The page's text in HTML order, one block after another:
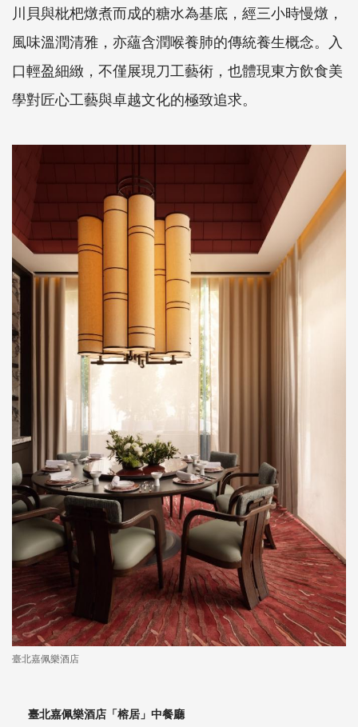
川貝與枇杷燉煮而成的糖水為基底，經三小時慢燉，
風味溫潤清雅，亦蘊含潤喉養肺的傳統養生概念。入
口輕盈細緻，不僅展現刀工藝術，也體現東方飲食美
學對匠心工藝與卓越文化的極致追求。
臺北嘉佩樂酒店
臺北嘉佩樂酒店「榕居」中餐廳